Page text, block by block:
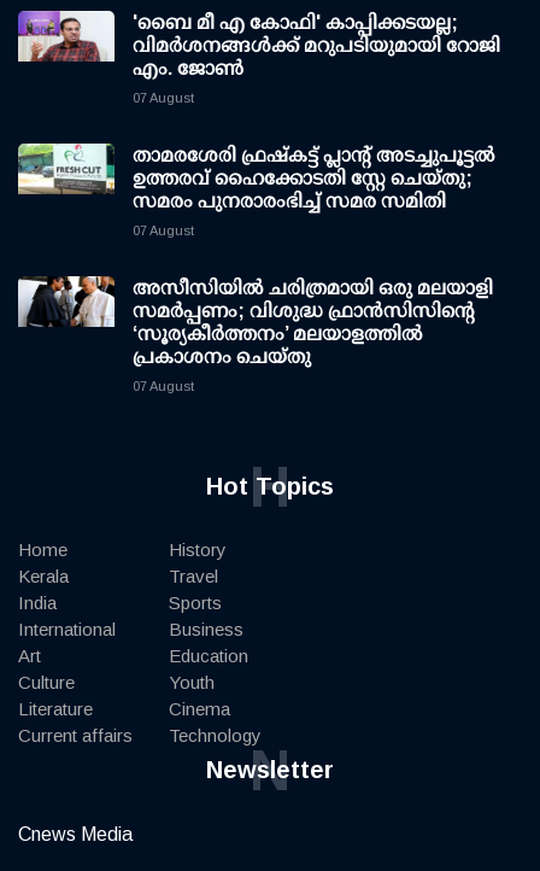
'ബൈ മീ എ കോഫി' കാപ്പിക്കടയല്ല;
വിമര്‍ശനങ്ങള്‍ക്ക് മറുപടിയുമായി റോജി
എം. ജോണ്‍
07 August
താമരശേരി ഫ്രഷ്കട്ട് പ്ലാന്റ് അടച്ചുപൂട്ടൽ
ഉത്തരവ് ഹൈക്കോടതി സ്റ്റേ ചെയ്തു;
സമരം പുനരാരംഭിച്ച് സമര സമിതി
07 August
അസീസിയിൽ ചരിത്രമായി ഒരു മലയാളി
സമർപ്പണം; വിശുദ്ധ ഫ്രാൻസിസിന്റെ
‘സൂര്യകീർത്തനം’ മലയാളത്തിൽ
പ്രകാശനം ചെയ്തു
07 August
Hot Topics
H
Home
Kerala
India
International
Art
Culture
Literature
Current affairs
History
Travel
Sports
Business
Education
Youth
Cinema
Technology
Newsletter
N
Cnews Media